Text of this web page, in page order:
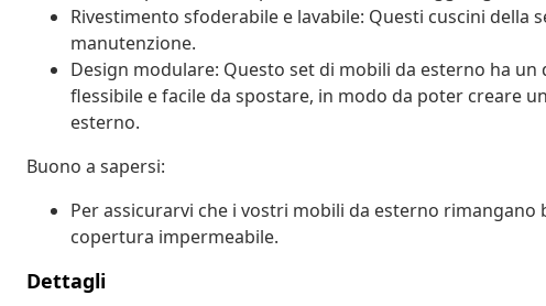
Rivestimento sfoderabile e lavabile: Questi cuscini
manutenzione.
Design modulare: Questo set di mobili da esterno ha
flessibile e facile da spostare, in modo da poter creare
esterno.
Buono a sapersi:
Per assicurarvi che i vostri mobili da esterno
copertura impermeabile.
Dettagli